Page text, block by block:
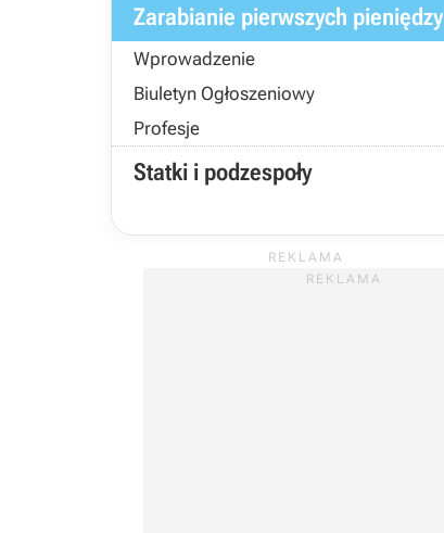
Zarabianie pierwszych pieniędzy
Wprowadzenie
Biuletyn Ogłoszeniowy
Profesje
Statki i podzespoły